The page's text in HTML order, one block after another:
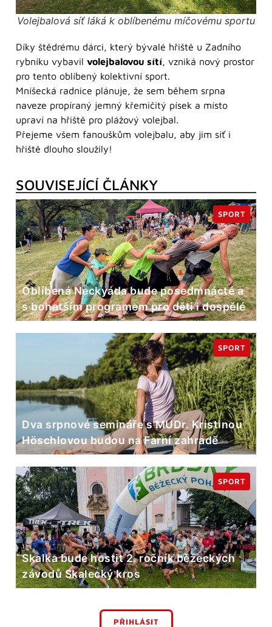
Volejbalová síť láká k oblíbenému míčovému sportu
Díky štědrému dárci, který bývalé hřiště u Zadního
rybníku vybavil volejbalovou sítí, vzniká nový prostor
pro tento oblíbený kolektivní sport.
Mníšecká radnice plánuje, že sem během srpna
naveze propíraný jemný křemičitý písek a místo
upraví na hřiště pro plážový volejbal.
Přejeme všem fanouškům volejbalu, aby jim síť i
hřiště dlouho sloužily!
SOUVISEJÍCÍ ČLÁNKY
Oblíbená Neckyáda bude posedmnácté a
s bohatším programem pro děti i dospělé
SPORT
Dva srpnové semináře s MUDr. Kristinou
Höschlovou budou na Farní zahradě
SPORT
Skalka bude hostit 2. ročník běžeckých
závodů Skalecký kros
SPORT
PŘIHLÁSIT